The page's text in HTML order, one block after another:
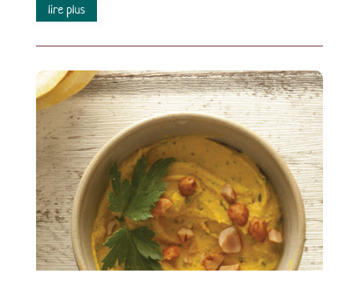
lire plus